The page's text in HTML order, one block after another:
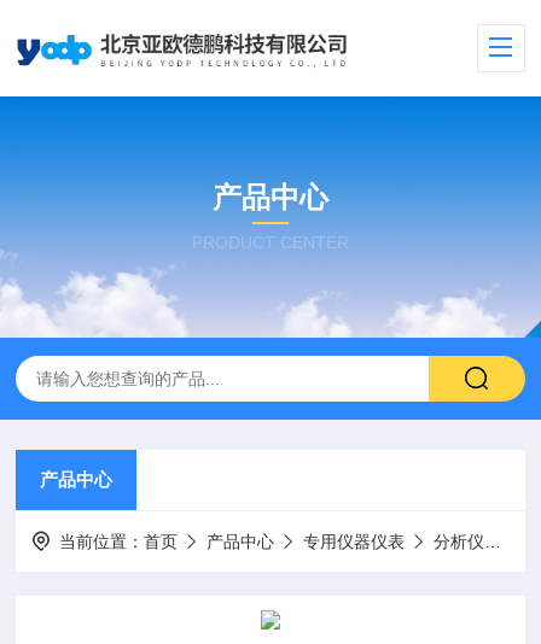
产品中心
PRODUCT CENTER
产品中心
当前位置：首页 产品中心 专用仪器仪表 分析仪